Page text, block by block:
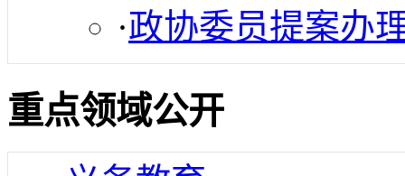
·政协委员提案办
重点领域公开